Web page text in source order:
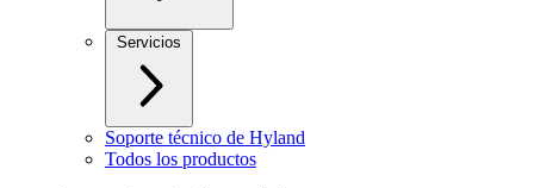
Servicios
Soporte técnico de Hyland
Todos los productos